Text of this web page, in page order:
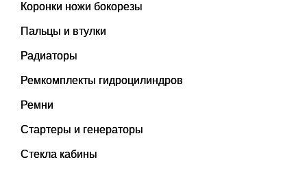
Коронки ножи бокорезы
Пальцы и втулки
Радиаторы
Ремкомплекты гидроцилиндров
Ремни
Стартеры и генераторы
Стекла кабины